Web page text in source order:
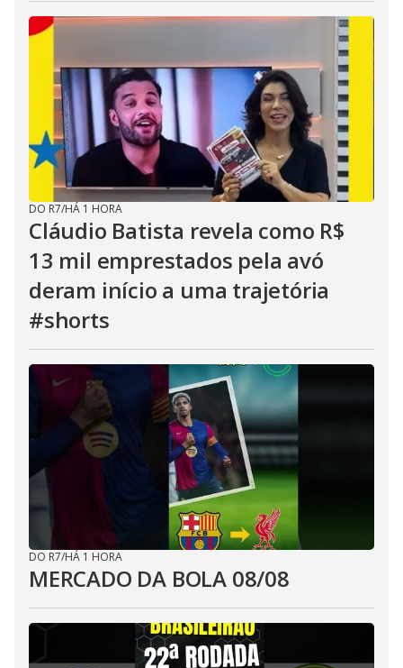
DO R7/HÁ 1 HORA
Cláudio Batista revela como R$
13 mil emprestados pela avó
deram início a uma trajetória
#shorts
DO R7/HÁ 1 HORA
MERCADO DA BOLA 08/08